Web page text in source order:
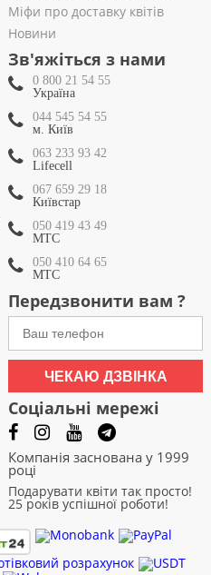
Міфи про доставку квітів
Новини
Зв'яжіться з нами
0 800 21 54 55
Україна
044 545 54 55
м. Київ
063 233 93 42
Lifecell
067 659 29 18
Київстар
050 419 43 49
МТС
050 410 64 65
МТС
Передзвонити вам ?
ЧЕКАЮ ДЗВІНКА
Соціальні мережі
Компанія заснована у 1999
році
Подарувати квіти так просто!
25 років успішної роботи!